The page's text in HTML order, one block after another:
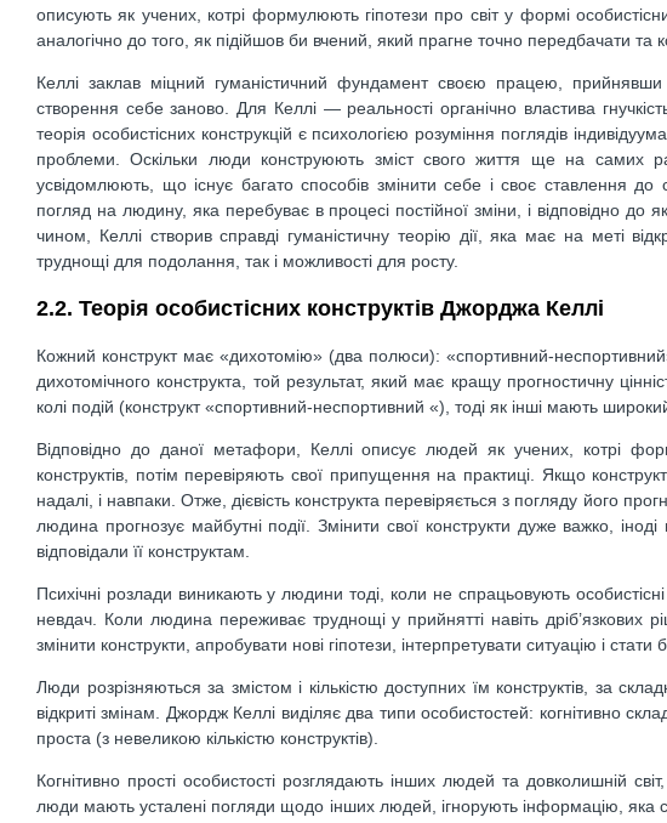
описують як учених, котрі формулюють гіпотези про світ у формі
аналогічно до того, як підійшов би вчений, який прагне точно передбачати та
Келлі заклав міцний гуманістичний фундамент своєю працею,
створення себе заново. Для Келлі — реальності органічно властива
теорія особистісних конструкцій є психологією розуміння поглядів
проблеми. Оскільки люди конструюють зміст свого життя ще на самих
усвідомлюють, що існує багато способів змінити себе і своє ставлення
погляд на людину, яка перебуває в процесі постійної зміни, і відповідно
чином, Келлі створив справді гуманістичну теорію дії, яка має на меті
труднощі для подолання, так і можливості для росту.
2.2. Теорія особистісних конструктів Джорджа Келлі
Кожний конструкт має «дихотомію» (два полюси): «спортивний-
дихотомічного конструкта, той результат, який має кращу прогностичну
колі подій (конструкт «спортивний-неспортивний «), тоді як інші мають
Відповідно до даної метафори, Келлі описує людей як учених, котрі
конструктів, потім перевіряють свої припущення на практиці. Якщо
надалі, і навпаки. Отже, дієвість конструкта перевіряється з погляду його
людина прогнозує майбутні події. Змінити свої конструкти дуже важко,
відповідали її конструктам.
Психічні розлади виникають у людини тоді, коли не спрацьовують
невдач. Коли людина переживає труднощі у прийнятті навіть
змінити конструкти, апробувати нові гіпотези, інтерпретувати ситуацію і
Люди розрізняються за змістом і кількістю доступних їм конструктів, за
відкриті змінам. Джордж Келлі виділяє два типи особистостей: когнітивно
проста (з невеликою кількістю конструктів).
Когнітивно прості особистості розглядають інших людей та довколишній
люди мають усталені погляди щодо інших людей, ігнорують інформацію, яка